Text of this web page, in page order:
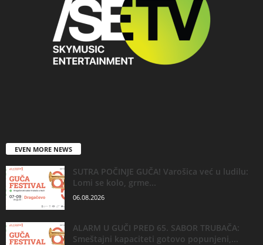
EVEN MORE NEWS
SUTRA POČINJE GUČA! Varošica već u ludilu:
Lomi se kolo, grme...
06.08.2026
ALARM U GUČI PRED 65. SABOR TRUBAČA:
Smeštajni kapaciteti gotovo popunjeni,...